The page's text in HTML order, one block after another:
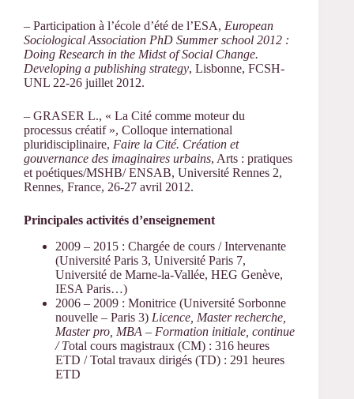
– Participation à l’école d’été de l’ESA, European
Sociological Association PhD Summer school 2012 :
Doing Research in the Midst of Social Change.
Developing a publishing strategy, Lisbonne, FCSH-
UNL 22-26 juillet 2012.
– GRASER L., « La Cité comme moteur du
processus créatif », Colloque international
pluridisciplinaire, Faire la Cité. Création et
gouvernance des imaginaires urbains, Arts : pratiques
et poétiques/MSHB/ ENSAB, Université Rennes 2,
Rennes, France, 26-27 avril 2012.
Principales activités d’enseignement
2009 – 2015 : Chargée de cours / Intervenante
(Université Paris 3, Université Paris 7,
Université de Marne-la-Vallée, HEG Genève,
IESA Paris…)
2006 – 2009 : Monitrice (Université Sorbonne
nouvelle – Paris 3) Licence, Master recherche,
Master pro, MBA – Formation initiale, continue
/ Total cours magistraux (CM) : 316 heures
ETD / Total travaux dirigés (TD) : 291 heures
ETD